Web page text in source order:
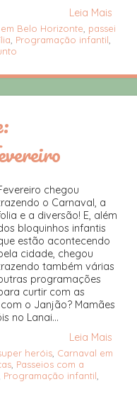
Leia Mais
Belo Horizonte passei
Programação infantil
chegou
o Carnaval, a
e a diversão! E, além
bloquinhos infantis
estão acontecendo
cidade, chegou
também várias
programações
curtir com as
o Janjão? Mamães
no Lanai...
Leia Mais
heróis Carnaval em
Passeios com a
Programação infantil